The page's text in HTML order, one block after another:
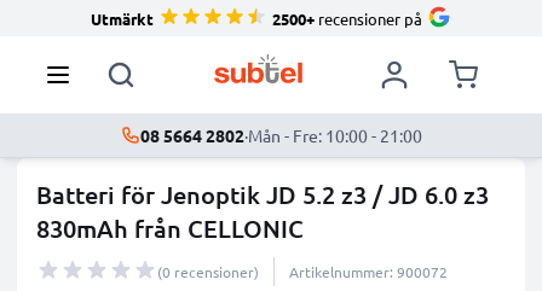
Utmärkt 2500+ recensioner på
08 5664 2802·Mån - Fre: 10:00 - 21:00
Batteri för Jenoptik JD 5.2 z3 / JD 6.0 z3
830mAh från CELLONIC
(0 recensioner) Artikelnummer: 900072